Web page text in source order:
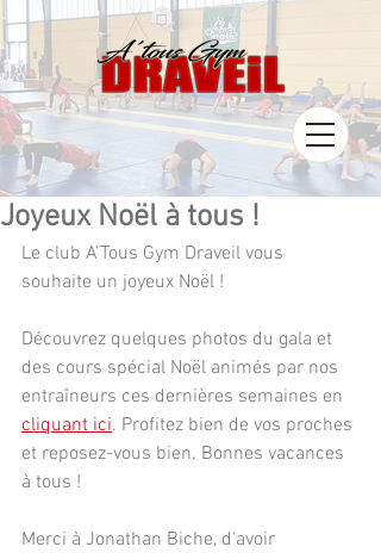
Joyeux Noël à tous !
Le club A’Tous Gym Draveil vous
souhaite un joyeux Noël !
Découvrez quelques photos du gala et
des cours spécial Noël animés par nos
entraîneurs ces dernières semaines en
cliquant ici. Profitez bien de vos proches
et reposez-vous bien. Bonnes vacances
à tous !
Merci à Jonathan Biche, d'avoir